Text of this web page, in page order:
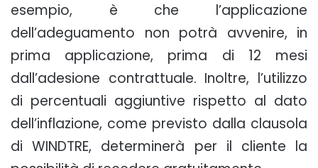
esempio, è che l’applicazione
dell’adeguamento non potrà avvenire, in
prima applicazione, prima di 12 mesi
dall’adesione contrattuale. Inoltre, l’utilizzo
di percentuali aggiuntive rispetto al dato
dell’inflazione, come previsto dalla clausola
di WINDTRE, determinerà per il cliente la